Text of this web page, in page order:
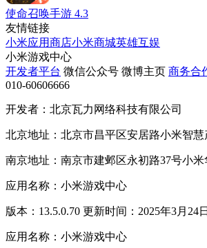
使命召唤手游 4.3
友情链接
小米应用商店小米商城英雄互娱
小米游戏中心
开发者平台 微信公众号 微博主页 商务合
010-60606666
开发者：北京瓦力网络科技有限公司
北京地址：北京市昌平区安居路小米智慧
南京地址：南京市建邺区永初路37号小米
应用名称：小米游戏中心
版本：13.5.0.70 更新时间：2025年3月24日
应用名称：小米游戏中心